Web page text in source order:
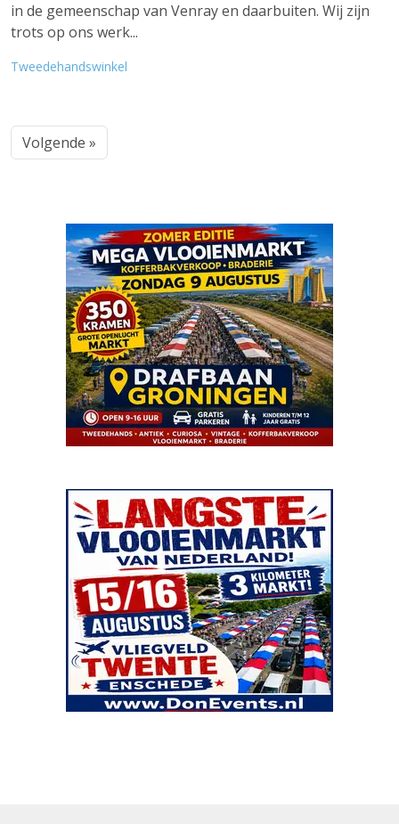
in de gemeenschap van Venray en daarbuiten. Wij zijn
trots op ons werk...
Tweedehandswinkel
Volgende »